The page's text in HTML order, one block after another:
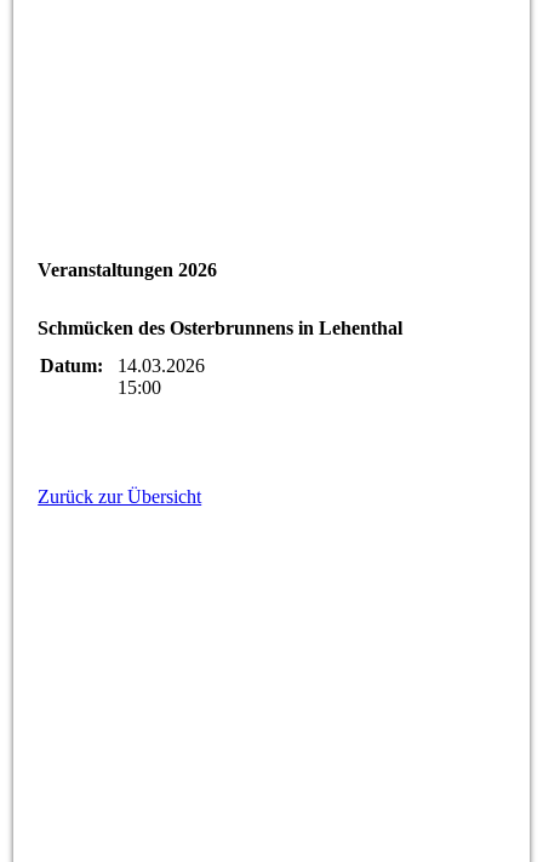
Veranstaltungen 2026
Schmücken des Osterbrunnens in Lehenthal
Datum:
14.03.2026
15:00
Zurück zur Übersicht